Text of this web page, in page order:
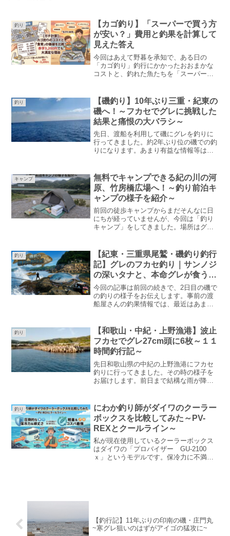
釣り
【カゴ釣り】「スーパーで買う方
が安い？」費用と釣果を計算して
見えた答え
今回はあえて野暮を承知で、ある日の
「カゴ釣り」釣行にかかったおおまかな
コストと、釣れた魚たちを「スーパー市
釣り
【磯釣り】10年ぶり三重・紀東の
磯へ！～フカセでグレに挑戦した
結果と痛恨の大バラシ～
先日、渡船を利用して磯にグレを釣りに
行ってきました。約2年ぶり位の磯での釣
りになります。あまり有益な情報等はあ
キャンプ
無料でキャンプできる紀の川の河
原、竹房橋広場へ！～釣り前泊キ
ャンプの様子を紹介～
前回の徒歩キャンプからまだそんなに日
にちが経っていませんが、今回は「釣り
キャンプ」をしてきました。場所はグー
無料で利用できる河原でキャンプをし
て、翌朝は和歌山マリーナシティへアジ
釣りに出発しました。今回の記事では、
そのキャンプ部分の様子を画像を中心に
紹介します。「竹房橋広場でキャンプで
きるの？」「設備や環境はどう？」と気
になる方の参考になれば幸いです。
釣り
【紀東・三重県尾鷲・磯釣り釣行
記】グレのフカセ釣り｜サンノジ
の深いタナと、本命グレが食う浅
いタナ
今回の記事は前回の続きで、2日目の磯で
の釣りの様子をお伝えします。事前の渡
船屋さんの釣果情報では、最近はあまり
らみます。結果はどうだったのでしょう
か。
釣り
【和歌山・中紀・上野漁港】波止
フカセでグレ27cm頭に6枚～１１
時間釣行記～
先日和歌山県の中紀の上野漁港にフカセ
釣りに行ってきました。その時の様子を
お届けします。前日まで結構な雨が降っ
止でのフカセ釣りは磯でフカセ釣りをす
るよりも難しいんじゃないかと感じてい
ます。磯ならそれなりに流れがあります
し、地形に変化があるので魚が居そうな
ポイントがわかりやすい気がします。波
止の場合は潮の流れが全くない時も多い
ですし、変化に乏しくて魚がどこに居そ
うなのか見当が付きにくいです。私自身
釣り
にわか釣り師がダイワのクーラー
ボックスを比較してみた～PV-
REXとクールライン～
私が現在使用しているクーラーボックス
はダイワの「プロバイザー GU-2100
ｘ」というモデルです。保冷力に不満を
ーボックスを買うならどのクーラーボッ
クスを買うかについて書き記していきま
【釣行記】11年ぶりの印南の磯・庄門丸
~寒グレ狙いのはずがアイゴの猛攻に~